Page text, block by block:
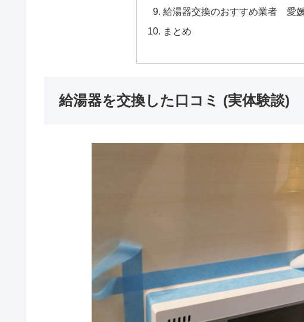
給湯器交換のおすすめ業者 愛
まとめ
給湯器を交換した口コミ (実体験談)